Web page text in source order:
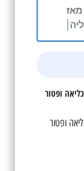
ללא כליאה ופטור
ללא כליאה ופטור